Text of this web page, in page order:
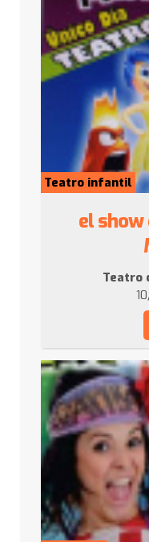
Teatro infantil
el show
Teatro